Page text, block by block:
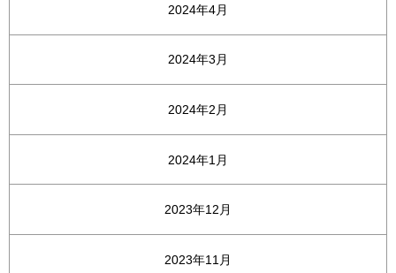
2024年4月
2024年3月
2024年2月
2024年1月
2023年12月
2023年11月